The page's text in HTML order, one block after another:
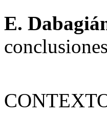
E.
conclusiones